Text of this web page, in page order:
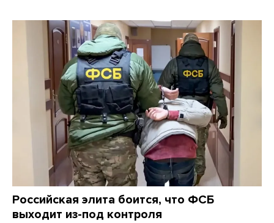
Российская элита боится, что ФСБ
выходит из-под контроля